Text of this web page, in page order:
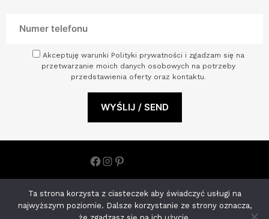
Akceptuję warunki Polityki prywatności i zgadzam się na
przetwarzanie moich danych osobowych na potrzeby
przedstawienia oferty oraz kontaktu.
Facebook Instagram Pinterest
Polityka prywatności
ARCHINOVA STUDIO S.C. ANETA KOHNKE MONIKA JOŃCZYK |
NIP: 8522650793 ul. Księdza Kardynała Stefana Wyszyńskiego
Ta strona korzysta z ciasteczek aby świadczyć usługi na
najwyższym poziomie. Dalsze korzystanie ze strony oznacza,